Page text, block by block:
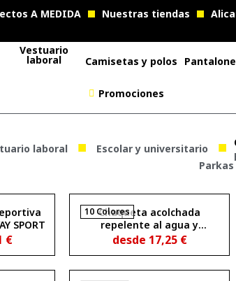
A MEDIDA Nuestras tiendas
Vestuario
laboral Camisetas y polos
Promociones
laboral ■ Escolar y universitario ■
Parkas
SPORT
€
10 Colores
Chaqueta acolchada
repelente al agua y
resistente al viento FINLAND
WOMAN
desde 17,25 €